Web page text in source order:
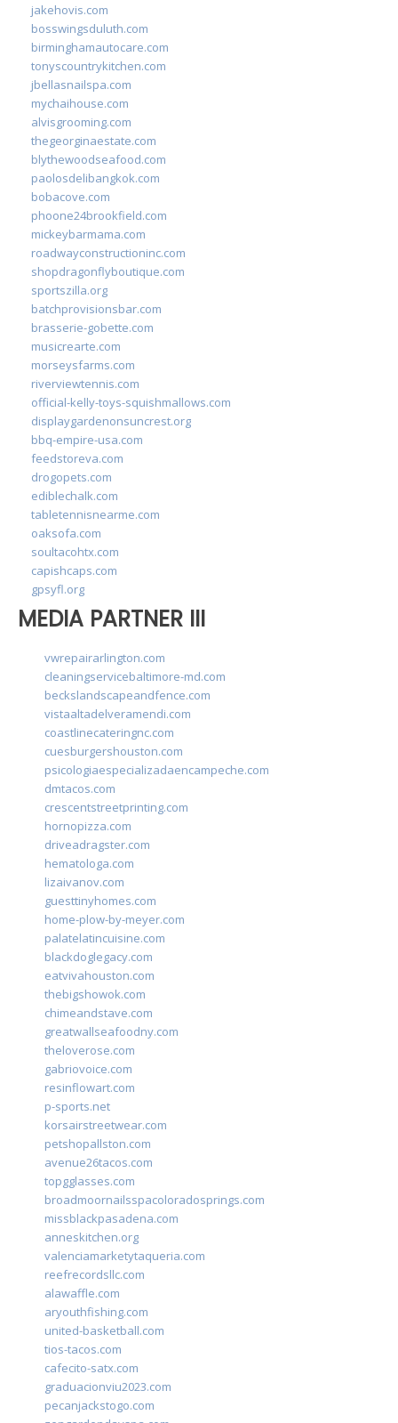
jakehovis.com
bosswingsduluth.com
birminghamautocare.com
tonyscountrykitchen.com
jbellasnailspa.com
mychaihouse.com
alvisgrooming.com
thegeorginaestate.com
blythewoodseafood.com
paolosdelibangkok.com
bobacove.com
phoone24brookfield.com
mickeybarmama.com
roadwayconstructioninc.com
shopdragonflyboutique.com
sportszilla.org
batchprovisionsbar.com
brasserie-gobette.com
musicrearte.com
morseysfarms.com
riverviewtennis.com
official-kelly-toys-squishmallows.com
displaygardenonsuncrest.org
bbq-empire-usa.com
feedstoreva.com
drogopets.com
ediblechalk.com
tabletennisnearme.com
oaksofa.com
soultacohtx.com
capishcaps.com
gpsyfl.org
MEDIA PARTNER III
vwrepairarlington.com
cleaningservicebaltimore-md.com
beckslandscapeandfence.com
vistaaltadelveramendi.com
coastlinecateringnc.com
cuesburgershouston.com
psicologiaespecializadaencampeche.com
dmtacos.com
crescentstreetprinting.com
hornopizza.com
driveadragster.com
hematologa.com
lizaivanov.com
guesttinyhomes.com
home-plow-by-meyer.com
palatelatincuisine.com
blackdoglegacy.com
eatvivahouston.com
thebigshowok.com
chimeandstave.com
greatwallseafoodny.com
theloverose.com
gabriovoice.com
resinflowart.com
p-sports.net
korsairstreetwear.com
petshopallston.com
avenue26tacos.com
topgglasses.com
broadmoornailsspacoloradosprings.com
missblackpasadena.com
anneskitchen.org
valenciamarketytaqueria.com
reefrecordsllc.com
alawaffle.com
aryouthfishing.com
united-basketball.com
tios-tacos.com
cafecito-satx.com
graduacionviu2023.com
pecanjackstogo.com